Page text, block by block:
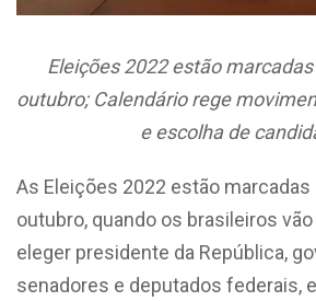
Eleições 2022 estão
outubro; Calendário rege
e escolha de
As Eleições 2022 estão marcadas
outubro, quando os brasileiros
eleger presidente da República,
senadores e deputados federais,